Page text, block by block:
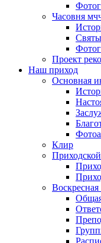
Часовня
Проект
Наш приход
Основная
Клир